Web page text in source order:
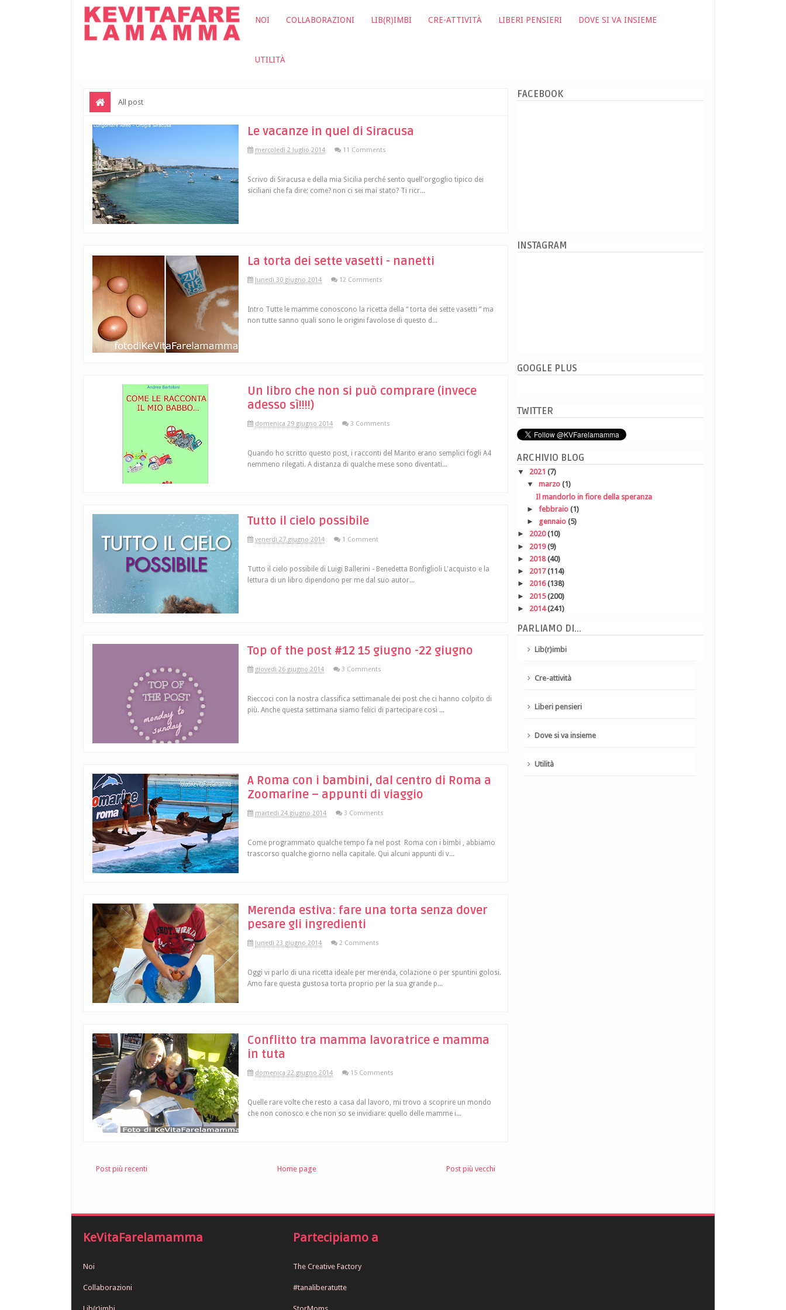
NOI COLLABORAZIONI LIB(R)IMBI CRE-ATTIVITÀ LIBERI PENSIERI DOVE SI VA INSIEME
UTILITÀ
All post
Le vacanze in quel di Siracusa
mercoledì 2 luglio 2014 11 Comments
Scrivo di Siracusa e della mia Sicilia perché sento quell'orgoglio tipico dei
siciliani che fa dire: come? non ci sei mai stato? Ti ricr...
La torta dei sette vasetti - nanetti
lunedì 30 giugno 2014 12 Comments
Intro Tutte le mamme conoscono la ricetta della “ torta dei sette vasetti ” ma
non tutte sanno quali sono le origini favolose di questo d...
Un libro che non si può comprare (invece
adesso sì!!!!)
domenica 29 giugno 2014 3 Comments
Quando ho scritto questo post, i racconti del Marito erano semplici fogli A4
nemmeno rilegati. A distanza di qualche mese sono diventati...
Tutto il cielo possibile
venerdì 27 giugno 2014 1 Comment
Tutto il cielo possibile di Luigi Ballerini - Benedetta Bonfiglioli L'acquisto e la
lettura di un libro dipendono per me dal suo autor...
Top of the post #12 15 giugno -22 giugno
giovedì 26 giugno 2014 3 Comments
Rieccoci con la nostra classifica settimanale dei post che ci hanno colpito di
più. Anche questa settimana siamo felici di partecipare così ...
A Roma con i bambini, dal centro di Roma a
Zoomarine – appunti di viaggio
martedì 24 giugno 2014 3 Comments
Come programmato qualche tempo fa nel post Roma con i bimbi , abbiamo
trascorso qualche giorno nella capitale. Qui alcuni appunti di v...
Merenda estiva: fare una torta senza dover
pesare gli ingredienti
lunedì 23 giugno 2014 2 Comments
Oggi vi parlo di una ricetta ideale per merenda, colazione o per spuntini golosi.
Amo fare questa gustosa torta proprio per la sua grande p...
Conflitto tra mamma lavoratrice e mamma
in tuta
domenica 22 giugno 2014 15 Comments
Quelle rare volte che resto a casa dal lavoro, mi trovo a scoprire un mondo
che non conosco e che non so se invidiare: quello delle mamme i...
Post più recenti Post più vecchi
Home page
FACEBOOK
INSTAGRAM
GOOGLE PLUS
TWITTER
ARCHIVIO BLOG
▼ 2021 (7)
▼ marzo (1)
Il mandorlo in fiore della speranza
► febbraio (1)
► gennaio (5)
► 2020(10)
► 2019(9)
► 2018(40)
► 2017(114)
► 2016(138)
► 2015(200)
► 2014(241)
PARLIAMO DI...
Lib(r)imbi
Cre-attività
Liberi pensieri
Dove si va insieme
Utilità
KeVitaFarelamamma
Noi
Collaborazioni
Partecipiamo a
The Creative Factory
#tanaliberatutte